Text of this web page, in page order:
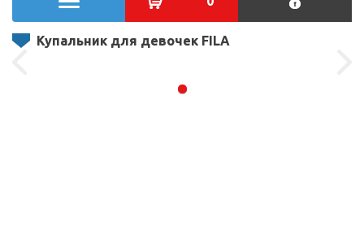
Купальник для девочек FILA